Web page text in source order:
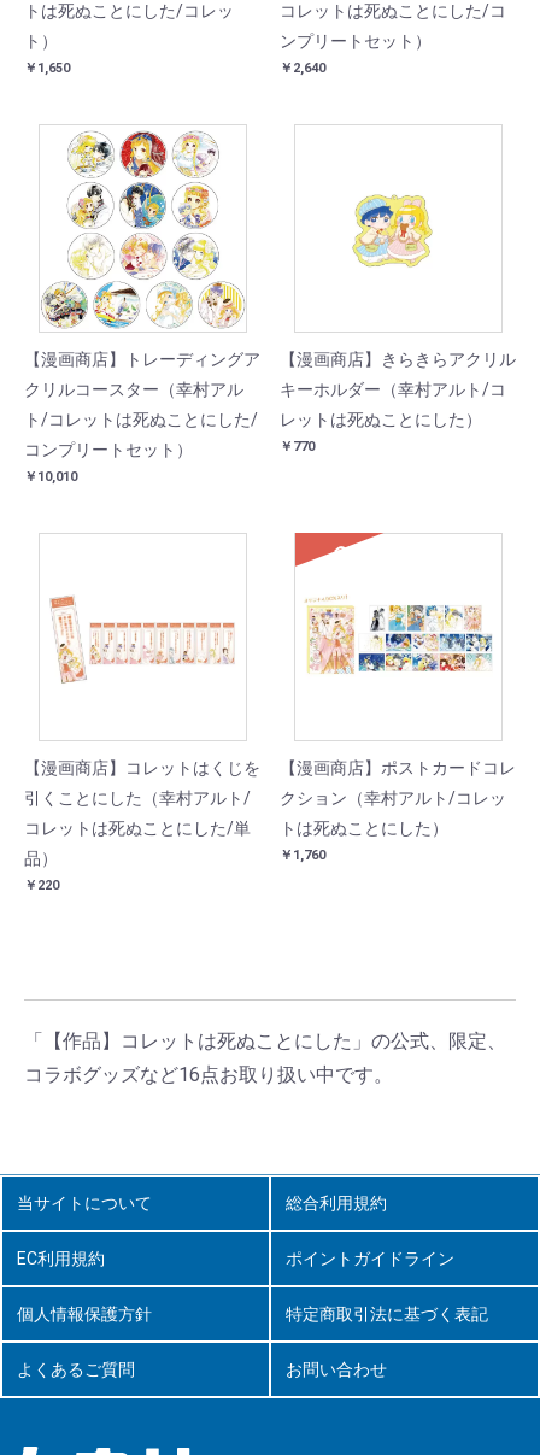
トは死ぬことにした/コレッ
ト）
￥1,650
コレットは死ぬことにした/コ
ンプリートセット）
￥2,640
【漫画商店】トレーディングア
クリルコースター（幸村アル
ト/コレットは死ぬことにした/
コンプリートセット）
￥10,010
【漫画商店】きらきらアクリル
キーホルダー（幸村アルト/コ
レットは死ぬことにした）
￥770
【漫画商店】コレットはくじを
引くことにした（幸村アルト/
コレットは死ぬことにした/単
品）
￥220
SOLD
【漫画商店】ポストカードコレ
クション（幸村アルト/コレッ
トは死ぬことにした）
￥1,760
「【作品】コレットは死ぬことにした」の公式、限定、
コラボグッズなど16点お取り扱い中です。
当サイトについて 総合利用規約
EC利用規約 ポイントガイドライン
個人情報保護方針 特定商取引法に基づく表記
よくあるご質問 お問い合わせ